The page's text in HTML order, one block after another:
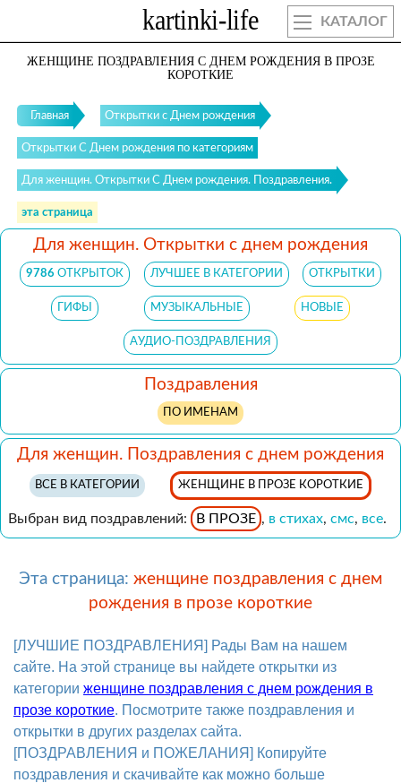
КАТАЛОГ
ЖЕНЩИНЕ ПОЗДРАВЛЕНИЯ С ДНЕМ РОЖДЕНИЯ В ПРОЗЕ
КОРОТКИЕ
Главная Открытки с Днем рождения
Открытки С Днем рождения по категориям
Для женщин. Открытки С Днем рождения. Поздравления.
эта страница
Для женщин. Открытки с днем рождения
9786 ОТКРЫТОК ЛУЧШЕЕ В КАТЕГОРИИ ОТКРЫТКИ
ГИФЫ МУЗЫКАЛЬНЫЕ НОВЫЕ
АУДИО-ПОЗДРАВЛЕНИЯ
Поздравления
ПО ИМЕНАМ
Для женщин. Поздравления с днем рождения
ВСЕ В КАТЕГОРИИ ЖЕНЩИНЕ В ПРОЗЕ КОРОТКИЕ
Выбран вид поздравлений: В ПРОЗЕ , в стихах, смс, все.
Эта страница: женщине поздравления с днем
рождения в прозе короткие
[ЛУЧШИЕ ПОЗДРАВЛЕНИЯ] Рады Вам на нашем
сайте. На этой странице вы найдете открытки из
категории женщине поздравления с днем рождения в
прозе короткие. Посмотрите также поздравления и
открытки в других разделах сайта.
[ПОЗДРАВЛЕНИЯ и ПОЖЕЛАНИЯ] Копируйте
поздравления и скачивайте как можно больше